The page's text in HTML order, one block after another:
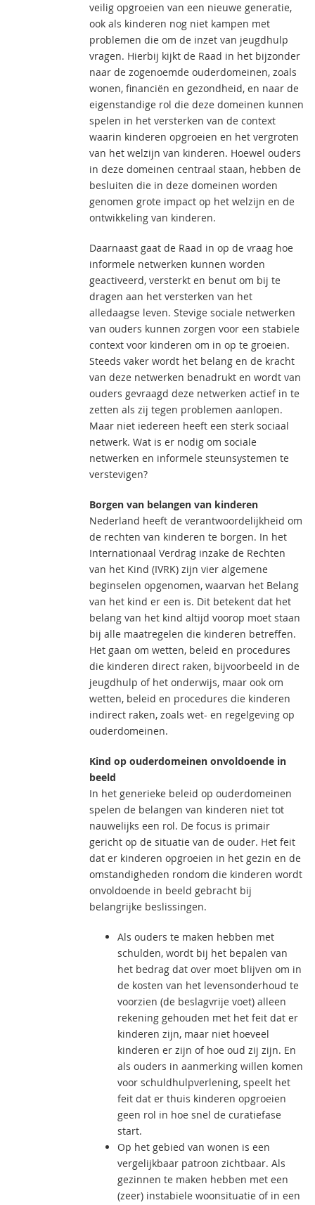
veilig opgroeien van een nieuwe generatie,
ook als kinderen nog niet kampen met
problemen die om de inzet van jeugdhulp
vragen. Hierbij kijkt de Raad in het bijzonder
naar de zogenoemde ouderdomeinen, zoals
wonen, financiën en gezondheid, en naar de
eigenstandige rol die deze domeinen kunnen
spelen in het versterken van de context
waarin kinderen opgroeien en het vergroten
van het welzijn van kinderen. Hoewel ouders
in deze domeinen centraal staan, hebben de
besluiten die in deze domeinen worden
genomen grote impact op het welzijn en de
ontwikkeling van kinderen.
Daarnaast gaat de Raad in op de vraag hoe
informele netwerken kunnen worden
geactiveerd, versterkt en benut om bij te
dragen aan het versterken van het
alledaagse leven. Stevige sociale netwerken
van ouders kunnen zorgen voor een stabiele
context voor kinderen om in op te groeien.
Steeds vaker wordt het belang en de kracht
van deze netwerken benadrukt en wordt van
ouders gevraagd deze netwerken actief in te
zetten als zij tegen problemen aanlopen.
Maar niet iedereen heeft een sterk sociaal
netwerk. Wat is er nodig om sociale
netwerken en informele steunsystemen te
verstevigen?
Borgen van belangen van kinderen
Nederland heeft de verantwoordelijkheid om
de rechten van kinderen te borgen. In het
Internationaal Verdrag inzake de Rechten
van het Kind (IVRK) zijn vier algemene
beginselen opgenomen, waarvan het Belang
van het kind er een is. Dit betekent dat het
belang van het kind altijd voorop moet staan
bij alle maatregelen die kinderen betreffen.
Het gaan om wetten, beleid en procedures
die kinderen direct raken, bijvoorbeeld in de
jeugdhulp of het onderwijs, maar ook om
wetten, beleid en procedures die kinderen
indirect raken, zoals wet- en regelgeving op
ouderdomeinen.
Kind op ouderdomeinen onvoldoende in
beeld
In het generieke beleid op ouderdomeinen
spelen de belangen van kinderen niet tot
nauwelijks een rol. De focus is primair
gericht op de situatie van de ouder. Het feit
dat er kinderen opgroeien in het gezin en de
omstandigheden rondom die kinderen wordt
onvoldoende in beeld gebracht bij
belangrijke beslissingen.
Als ouders te maken hebben met
schulden, wordt bij het bepalen van
het bedrag dat over moet blijven om in
de kosten van het levensonderhoud te
voorzien (de beslagvrije voet) alleen
rekening gehouden met het feit dat er
kinderen zijn, maar niet hoeveel
kinderen er zijn of hoe oud zij zijn. En
als ouders in aanmerking willen komen
voor schuldhulpverlening, speelt het
feit dat er thuis kinderen opgroeien
geen rol in hoe snel de curatiefase
start.
Op het gebied van wonen is een
vergelijkbaar patroon zichtbaar. Als
gezinnen te maken hebben met een
(zeer) instabiele woonsituatie of in een